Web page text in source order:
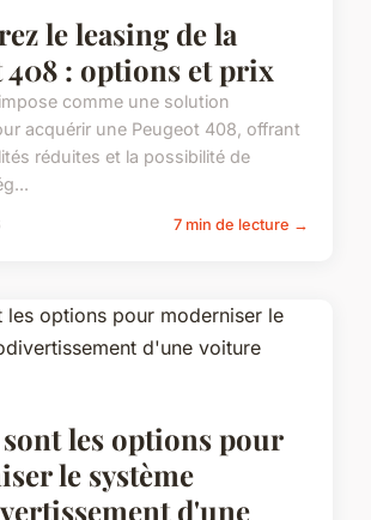
le leasing de la
408 : options et prix
comme une solution
acquérir une Peugeot 408, offrant
réduites et la possibilité de
7 min de lecture →
les options pour
le système
d'une